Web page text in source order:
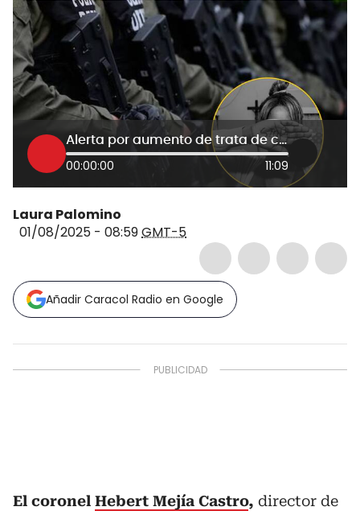
Alerta por aumento de trata de colombianos en el exterior: ¿Cómo actúa este fenómeno?
00:00:00 11:09
Laura Palomino
01/08/2025 - 08:59GMT-5
Añadir Caracol Radio en Google
El coronel Hebert Mejía Castro, director de